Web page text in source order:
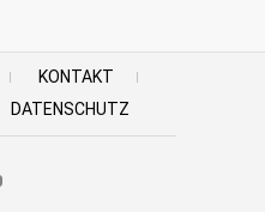
KONTAKT
DATENSCHUTZ
Youtube